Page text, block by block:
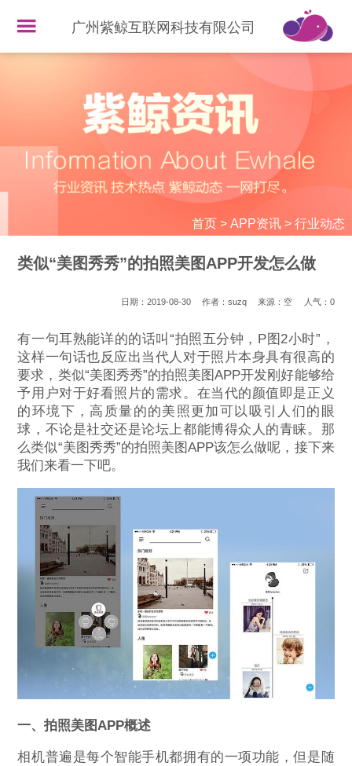
广州紫鲸互联网科技有限公司
首页> APP资讯> 行业动态
类似“美图秀秀”的拍照美图APP开发怎么做
日期：2019-08-30 作者：suzq 来源：空 人气： 0
有一句耳熟能详的的话叫“拍照五分钟，P图2小时”，
这样一句话也反应出当代人对于照片本身具有很高的
要求，类似“美图秀秀”的拍照美图APP开发刚好能够给
予用户对于好看照片的需求。在当代的颜值即是正义
的环境下，高质量的的美照更加可以吸引人们的眼
球，不论是社交还是论坛上都能博得众人的青睐。那
么类似“美图秀秀”的拍照美图APP该怎么做呢，接下来
我们来看一下吧。
一、拍照美图APP概述
相机普遍是每个智能手机都拥有的一项功能，但是随